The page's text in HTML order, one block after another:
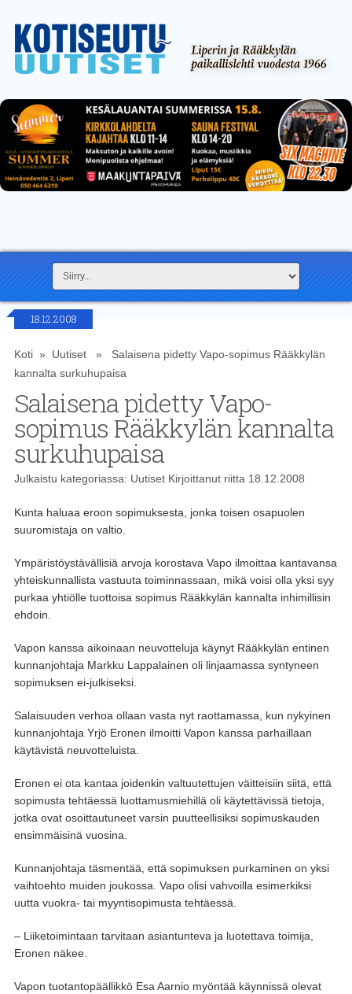
18.12.2008
Koti» Uutiset» Salaisena pidetty Vapo-sopimus Rääkkylän
kannalta surkuhupaisa
Salaisena pidetty Vapo-
sopimus Rääkkylän kannalta
surkuhupaisa
Julkaistu kategoriassa: UutisetKirjoittanut riitta18.12.2008
Kunta haluaa eroon sopimuksesta, jonka toisen osapuolen
suuromistaja on valtio.
Ympäristöystävällisiä arvoja korostava Vapo ilmoittaa kantavansa
yhteiskunnallista vastuuta toiminnassaan, mikä voisi olla yksi syy
purkaa yhtiölle tuottoisa sopimus Rääkkylän kannalta inhimillisin
ehdoin.
Vapon kanssa aikoinaan neuvotteluja käynyt Rääkkylän entinen
kunnanjohtaja Markku Lappalainen oli linjaamassa syntyneen
sopimuksen ei-julkiseksi.
Salaisuuden verhoa ollaan vasta nyt raottamassa, kun nykyinen
kunnanjohtaja Yrjö Eronen ilmoitti Vapon kanssa parhaillaan
käytävistä neuvotteluista.
Eronen ei ota kantaa joidenkin valtuutettujen väitteisiin siitä, että
sopimusta tehtäessä luottamusmiehillä oli käytettävissä tietoja,
jotka ovat osoittautuneet varsin puutteellisiksi sopimuskauden
ensimmäisinä vuosina.
Kunnanjohtaja täsmentää, että sopimuksen purkaminen on yksi
vaihtoehto muiden joukossa. Vapo olisi vahvoilla esimerkiksi
uutta vuokra- tai myyntisopimusta tehtäessä.
– Liiketoimintaan tarvitaan asiantunteva ja luotettava toimija,
Eronen näkee.
Vapon tuotantopäällikkö Esa Aarnio myöntää käynnissä olevat